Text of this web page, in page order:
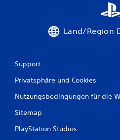
Land/Region
Support
Privatsphäre und Cookies
Nutzungsbedingungen für die
Sitemap
PlayStation Studios